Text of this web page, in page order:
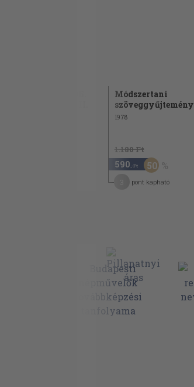
Módszertani
szöveggyűjtemény
1978
1.180 Ft
590 ,-Ft 50
pont kapható